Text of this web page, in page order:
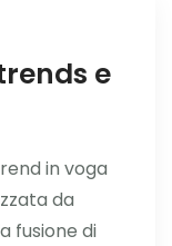
e
in voga
da
fusione di